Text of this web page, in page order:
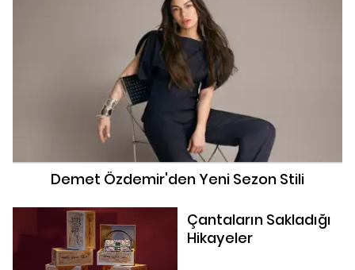
Demet Özdemir'den Yeni Sezon Stili
Çantaların Sakladığı
Hikayeler